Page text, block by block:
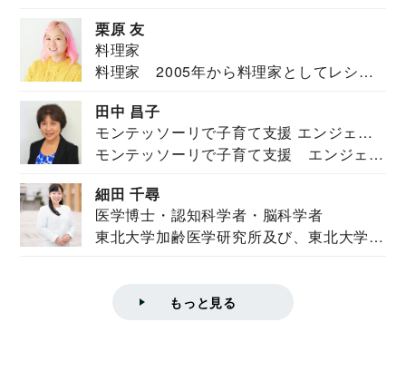
栗原 友
料理家
料理家 2005年から料理家としてレシピ
田中 昌子
モンテッソーリで子育て支援 エンジェル
ズハウス研究所所長
モンテッソーリで子育て支援 エンジェル
細田 千尋
医学博士・認知科学者・脳科学者
東北大学加齢医学研究所及び、東北大学大
もっと見る